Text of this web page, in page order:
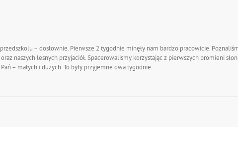
– dosłownie. Pierwsze 2 tygodnie minęły nam bardzo pracowicie.
naszych lesnych przyjaciół. Spacerowalismy korzystając z pierwszych promieni
– małych i dużych. To były przyjemne dwa tygodnie.